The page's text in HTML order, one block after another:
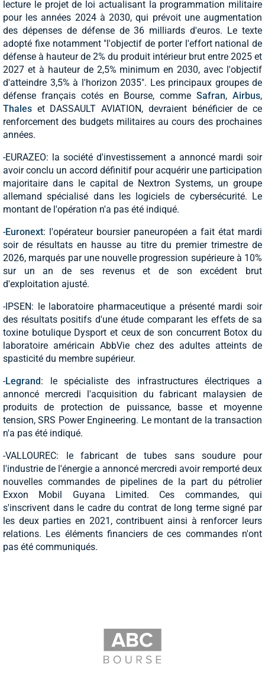
lecture le projet de loi actualisant la programmation militaire
pour les années 2024 à 2030, qui prévoit une augmentation
des dépenses de défense de 36 milliards d'euros. Le texte
adopté fixe notamment "l'objectif de porter l'effort national de
défense à hauteur de 2% du produit intérieur brut entre 2025 et
2027 et à hauteur de 2,5% minimum en 2030, avec l'objectif
d'atteindre 3,5% à l'horizon 2035". Les principaux groupes de
défense français cotés en Bourse, commeSafran,Airbus,
Thales et DASSAULT AVIATION, devraient bénéficier de ce
renforcement des budgets militaires au cours des prochaines
années.
-EURAZEO: la société d'investissement a annoncé mardi soir
avoir conclu un accord définitif pour acquérir une participation
majoritaire dans le capital de Nextron Systems, un groupe
allemand spécialisé dans les logiciels de cybersécurité. Le
montant de l'opération n'a pas été indiqué.
-Euronext: l'opérateur boursier paneuropéen a fait état mardi
soir de résultats en hausse au titre du premier trimestre de
2026, marqués par une nouvelle progression supérieure à 10%
sur un an de ses revenus et de son excédent brut
d'exploitation ajusté.
-IPSEN: le laboratoire pharmaceutique a présenté mardi soir
des résultats positifs d'une étude comparant les effets de sa
toxine botulique Dysport et ceux de son concurrent Botox du
laboratoire américain AbbVie chez des adultes atteints de
spasticité du membre supérieur.
-Legrand: le spécialiste des infrastructures électriques a
annoncé mercredi l'acquisition du fabricant malaysien de
produits de protection de puissance, basse et moyenne
tension, SRS Power Engineering. Le montant de la transaction
n'a pas été indiqué.
-VALLOUREC: le fabricant de tubes sans soudure pour
l'industrie de l'énergie a annoncé mercredi avoir remporté deux
nouvelles commandes de pipelines de la part du pétrolier
Exxon Mobil Guyana Limited. Ces commandes, qui
s'inscrivent dans le cadre du contrat de long terme signé par
les deux parties en 2021, contribuent ainsi à renforcer leurs
relations. Les éléments financiers de ces commandes n'ont
pas été communiqués.